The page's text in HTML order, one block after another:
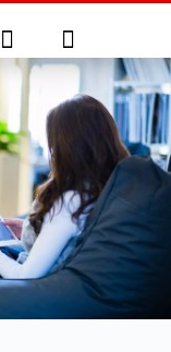
Suche Anmelden